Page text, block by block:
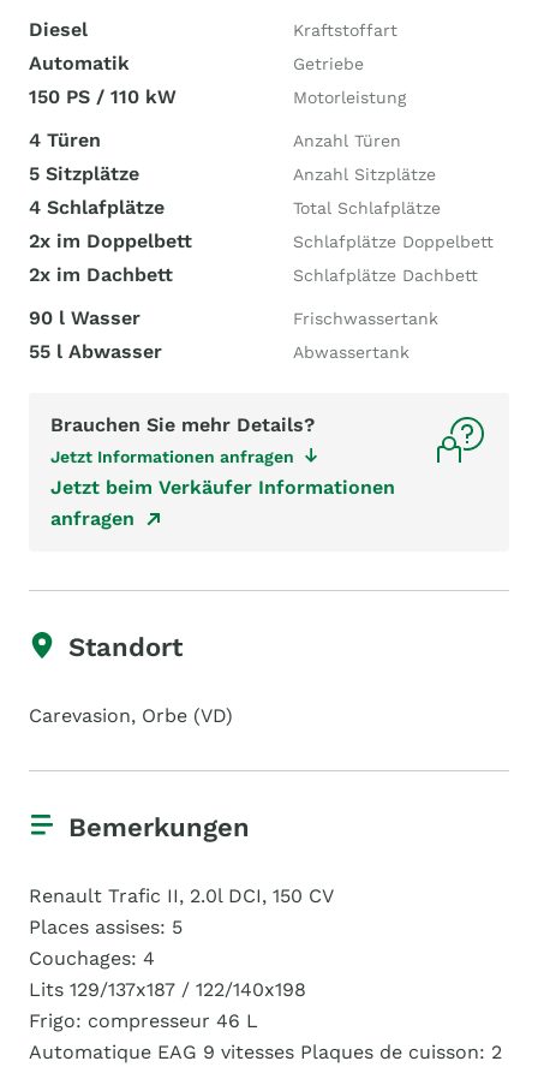
Diesel Kraftstoffart
Automatik Getriebe
150 PS / 110 kW Motorleistung
4 Türen Anzahl Türen
5 Sitzplätze Anzahl Sitzplätze
4 Schlafplätze Total Schlafplätze
2x im Doppelbett Schlafplätze Doppelbett
2x im Dachbett Schlafplätze Dachbett
90 l Wasser Frischwassertank
55 l Abwasser Abwassertank
Brauchen Sie mehr Details?
Jetzt Informationen anfragen
Jetzt beim Verkäufer Informationen
anfragen
Standort
Carevasion, Orbe (VD)
Bemerkungen
Renault Trafic II, 2.0l DCI, 150 CV
Places assises: 5
Couchages: 4
Lits 129/137x187 / 122/140x198
Frigo: compresseur 46 L
Automatique EAG 9 vitesses Plaques de cuisson: 2